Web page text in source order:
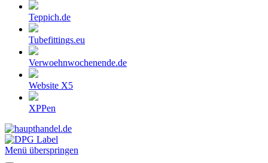
Teppich.de
Tubefittings.eu
Verwoehnwochenende.de
Website X5
XPPen
Menü überspringen